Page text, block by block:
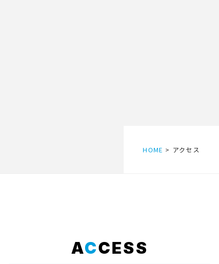
HOME アクセス
ACCESS